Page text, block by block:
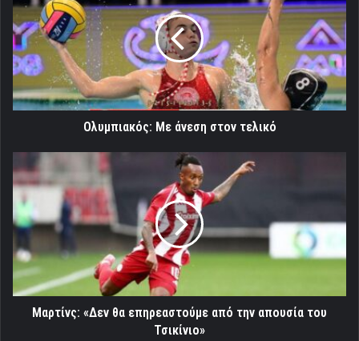
άνεση
στον
τελικό
Ολυμπιακός: Με άνεση στον τελικό
Μαρτίνς:
«Δεν
θα
επηρεαστούμε
από
απουσία
του
Τσικίνιο»
Μαρτίνς: «Δεν θα επηρεαστούμε από την απουσία του
Τσικίνιο»